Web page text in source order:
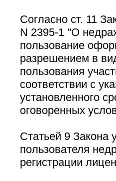
Согласно ст. 11
N 2395-1 ''О
пользование
разрешением в
пользования
соответствии с
установленного
оговоренных
Статьей 9 Закона
пользователя
регистрации